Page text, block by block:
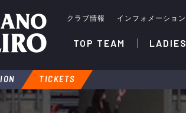
クラブ情報 インフォメーション
TOP TEAM LADIES
TICKETS